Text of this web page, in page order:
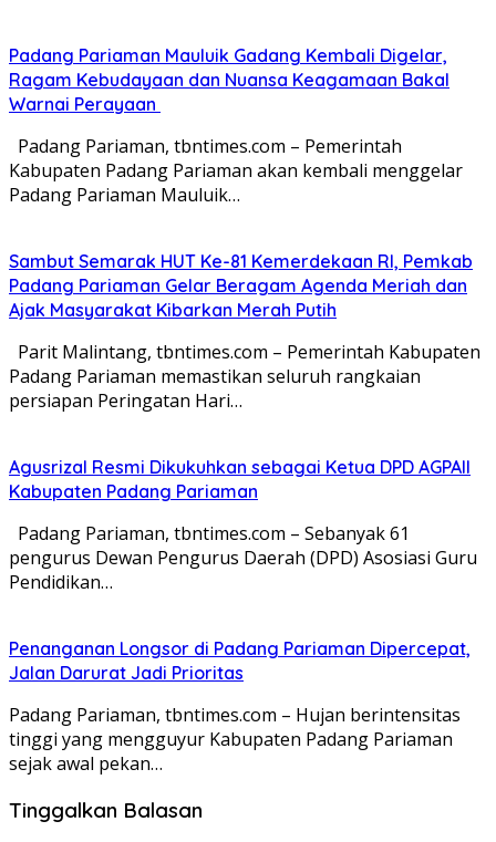
Padang Pariaman Mauluik Gadang Kembali Digelar,
Ragam Kebudayaan dan Nuansa Keagamaan Bakal
Warnai Perayaan ‎
Padang Pariaman, tbntimes.com – Pemerintah
Kabupaten Padang Pariaman akan kembali menggelar
Padang Pariaman Mauluik…
Sambut Semarak HUT Ke-81 Kemerdekaan RI, Pemkab
Padang Pariaman Gelar Beragam Agenda Meriah dan
Ajak Masyarakat Kibarkan Merah Putih
Parit Malintang, tbntimes.com – Pemerintah Kabupaten
Padang Pariaman memastikan seluruh rangkaian
persiapan Peringatan Hari…
Agusrizal Resmi Dikukuhkan sebagai Ketua DPD AGPAII
Kabupaten Padang ‎Pariaman
Padang Pariaman, tbntimes.com – Sebanyak 61
pengurus Dewan Pengurus Daerah (DPD) Asosiasi Guru
Pendidikan…
Penanganan Longsor di Padang Pariaman Dipercepat,
Jalan Darurat Jadi Prioritas
Padang Pariaman, tbntimes.com – Hujan berintensitas
tinggi yang mengguyur Kabupaten Padang Pariaman
sejak awal pekan…
Tinggalkan Balasan